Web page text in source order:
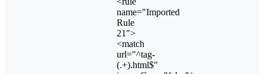
name="Imported
Rule
21">
<match
url="^tag-
(.+).html$"